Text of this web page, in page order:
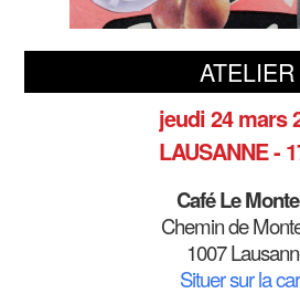
ATELIER
jeudi 24 mars
LAUSANNE -
Café Le
Chemin de
1007
Situer sur la